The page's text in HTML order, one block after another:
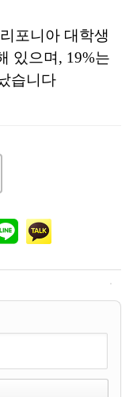
포니아 대학생
있으며 , 19%는
습니다